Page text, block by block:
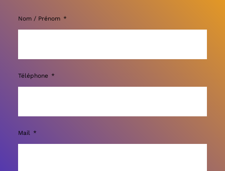
Nom / Prénom
Téléphone
Mail